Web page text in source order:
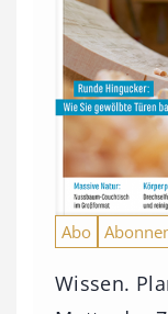
Abo
Wissen.